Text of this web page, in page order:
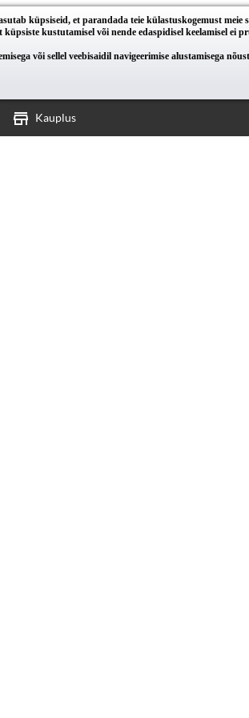
küpsiseid, et parandada teie külastuskogemust meie
küpsiste kustutamisel või nende edaspidisel keelamisel
või sellel veebisaidil navigeerimise alustamisega
Kauplus